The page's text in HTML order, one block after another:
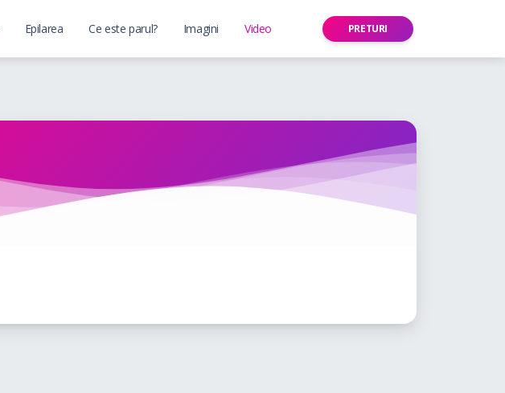
Epilarea Ce este parul? Imagini Video PRETURI